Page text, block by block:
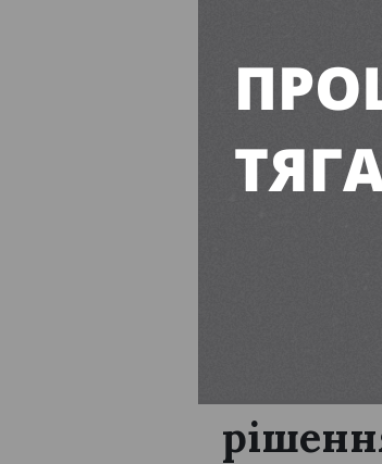
На понад 200
ПІДПИСУЙТЕСЬ